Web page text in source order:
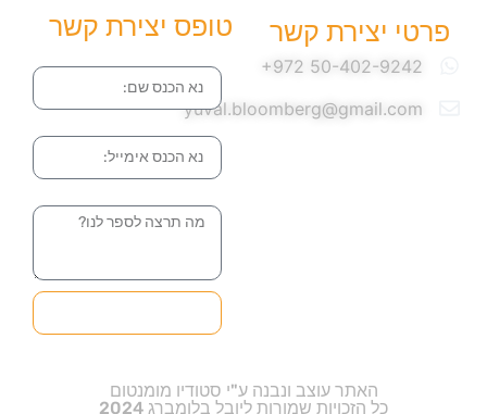
פרטי יצירת קשר
yuval.bloomberg@gmail.com
טופס יצירת קשר
האתר עוצב ונבנה ע"י סטודיו מומנטום
כל הזכויות שמורות ליובל בלומברג 2024